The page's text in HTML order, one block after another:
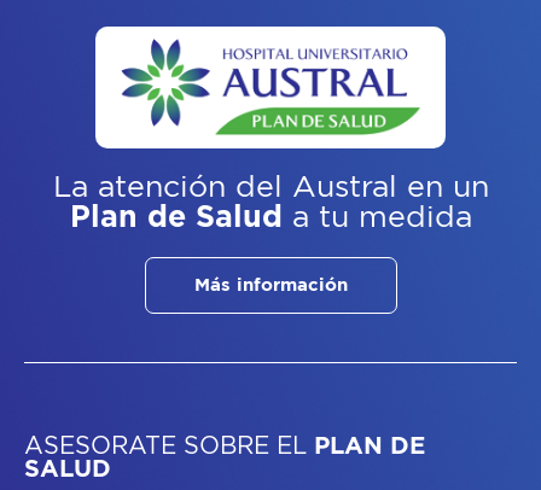
La atención del Austral
en un
Plan de Salud a tu medida
Más información